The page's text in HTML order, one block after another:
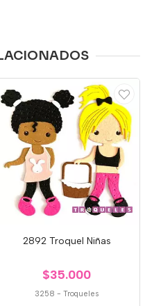
2892 Troquel Niñas
$35.000
3258 - Troqueles